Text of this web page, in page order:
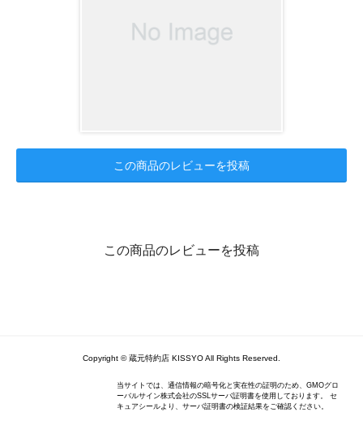
この商品のレビューを投稿
この商品のレビューを投稿
Copyright © 蔵元特約店 KISSYO All Rights Reserved.
当サイトでは、通信情報の暗号化と実在性の証明のため、GMOグロ
ーバルサイン株式会社のSSLサーバ証明書を使用しております。 セ
キュアシールより、サーバ証明書の検証結果をご確認ください。